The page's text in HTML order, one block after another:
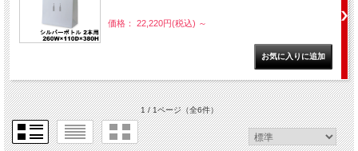
価格： 22,220円(税込) ～
1 / 1ページ（全6件）